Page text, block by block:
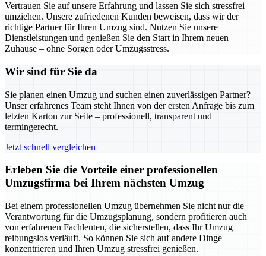
Vertrauen Sie auf unsere Erfahrung und lassen Sie sich stressfrei
umziehen. Unsere zufriedenen Kunden beweisen, dass wir der
richtige Partner für Ihren Umzug sind. Nutzen Sie unsere
Dienstleistungen und genießen Sie den Start in Ihrem neuen
Zuhause – ohne Sorgen oder Umzugsstress.
Wir sind für Sie da
Sie planen einen Umzug und suchen einen zuverlässigen Partner?
Unser erfahrenes Team steht Ihnen von der ersten Anfrage bis zum
letzten Karton zur Seite – professionell, transparent und
termingerecht.
Jetzt schnell vergleichen
Erleben Sie die Vorteile einer professionellen
Umzugsfirma bei Ihrem nächsten Umzug
Bei einem professionellen Umzug übernehmen Sie nicht nur die
Verantwortung für die Umzugsplanung, sondern profitieren auch
von erfahrenen Fachleuten, die sicherstellen, dass Ihr Umzug
reibungslos verläuft. So können Sie sich auf andere Dinge
konzentrieren und Ihren Umzug stressfrei genießen.